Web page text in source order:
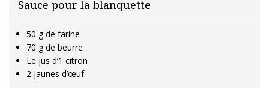
Sauce pour la blanquette
50 g de farine
70 g de beurre
Le jus d’1 citron
2 jaunes d’œuf